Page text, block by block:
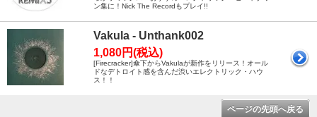
ン集に！Nick The Recordもプレイ!!
Vakula - Unthank002
1,080円(税込)
[Firecracker]傘下からVakulaが新作をリリース！オール
ドなデトロイト感を含んだ渋いエレクトリック・ハウ
ス！！
ページの先頭へ戻る